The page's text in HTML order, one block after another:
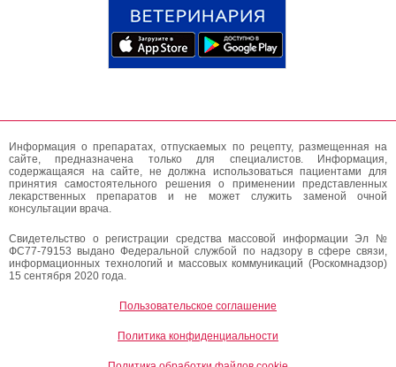
Информация о препаратах, отпускаемых по рецепту, размещенная на
сайте, предназначена только для специалистов. Информация,
содержащаяся на сайте, не должна использоваться пациентами для
принятия самостоятельного решения о применении представленных
лекарственных препаратов и не может служить заменой очной
консультации врача.
Свидетельство о регистрации средства массовой информации Эл №
ФС77-79153 выдано Федеральной службой по надзору в сфере связи,
информационных технологий и массовых коммуникаций (Роскомнадзор)
15 сентября 2020 года.
Пользовательское соглашение
Политика конфиденциальности